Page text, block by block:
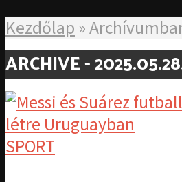
Kezdőlap »
ARCHIVE -
SPORT